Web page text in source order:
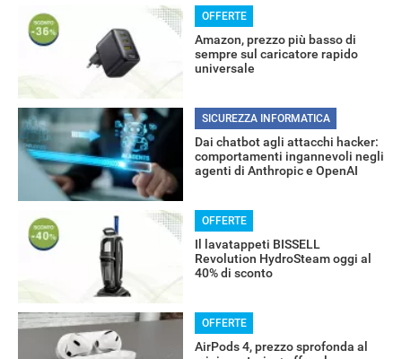
OFFERTE
Amazon, prezzo più basso di
sempre sul caricatore rapido
universale
SICUREZZA INFORMATICA
Dai chatbot agli attacchi hacker:
comportamenti ingannevoli negli
agenti di Anthropic e OpenAI
OFFERTE
Il lavatappeti BISSELL
Revolution HydroSteam oggi al
40% di sconto
OFFERTE
AirPods 4, prezzo sprofonda al